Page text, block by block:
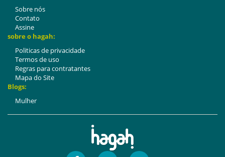
Sobre nós
Contato
Assine
sobre o hagah:
Politicas de privacidade
Termos de uso
Regras para contratantes
Mapa do Site
Blogs:
Mulher